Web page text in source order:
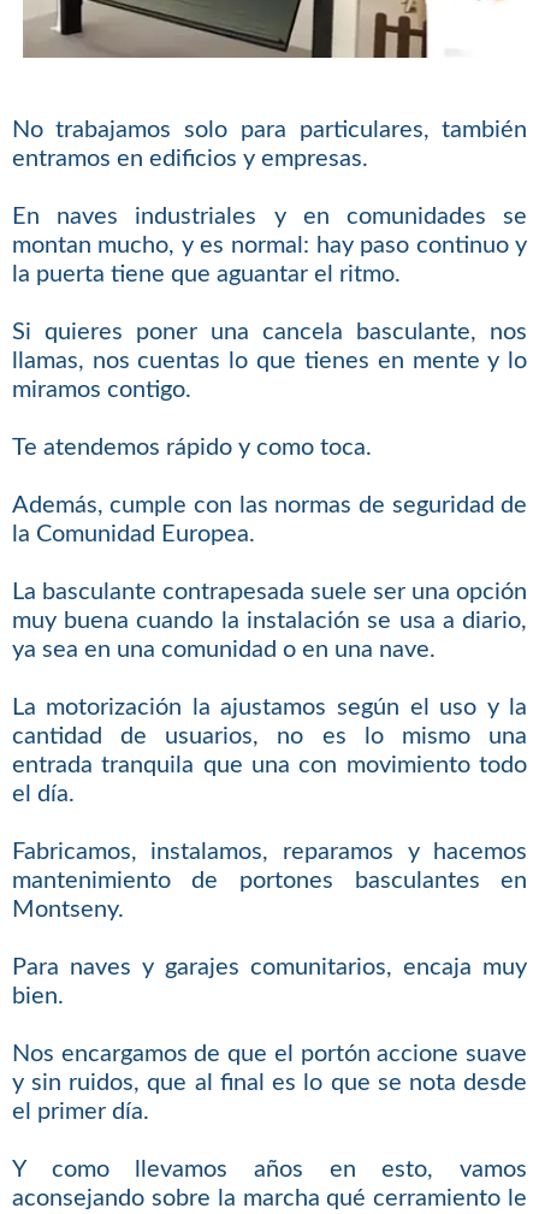
No trabajamos solo para particulares, también
entramos en edificios y empresas.
En naves industriales y en comunidades se
montan mucho, y es normal: hay paso continuo y
la puerta tiene que aguantar el ritmo.
Si quieres poner una cancela basculante, nos
llamas, nos cuentas lo que tienes en mente y lo
miramos contigo.
Te atendemos rápido y como toca.
Además, cumple con las normas de seguridad de
la Comunidad Europea.
La basculante contrapesada suele ser una opción
muy buena cuando la instalación se usa a diario,
ya sea en una comunidad o en una nave.
La motorización la ajustamos según el uso y la
cantidad de usuarios, no es lo mismo una
entrada tranquila que una con movimiento todo
el día.
Fabricamos, instalamos, reparamos y hacemos
mantenimiento de portones basculantes en
Montseny.
Para naves y garajes comunitarios, encaja muy
bien.
Nos encargamos de que el portón accione suave
y sin ruidos, que al final es lo que se nota desde
el primer día.
Y como llevamos años en esto, vamos
aconsejando sobre la marcha qué cerramiento le